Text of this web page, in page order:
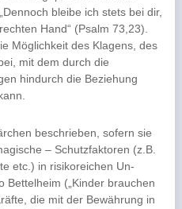
bleibe ich stets bei dir,
Hand“ (Psalm 73,23).
Möglichkeit des Klagens, des
mit dem durch die
hindurch die Beziehung
beschrieben, sofern sie
– Schutzfaktoren (z.B.
etc.) in risikoreichen Un-
Bettelheim („Kinder brauchen
die mit der Bewährung in